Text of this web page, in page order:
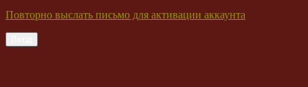
Повторно выслать письмо для активации аккаунта